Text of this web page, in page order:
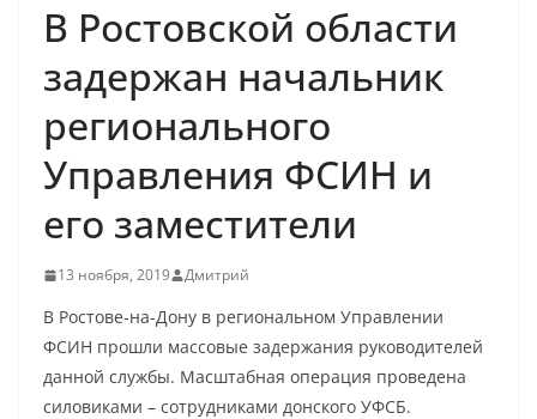
В Ростовской области
задержан начальник
регионального
Управления ФСИН и
его заместители
13 ноября, 2019 Дмитрий
В Ростове-на-Дону в региональном Управлении
ФСИН прошли массовые задержания руководителей
данной службы. Масштабная операция проведена
силовиками – сотрудниками донского УФСБ.